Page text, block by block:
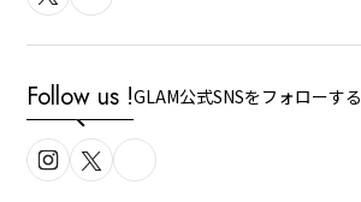
Follow us !GLAM公式SNSをフォローする